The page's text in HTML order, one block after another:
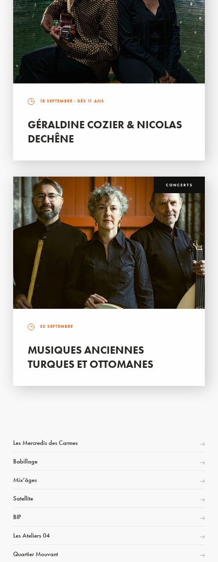
18 SEPTEMBRE - DÈS 11 ANS
GÉRALDINE COZIER & NICOLAS
DECHÊNE
CONCERTS
30 SEPTEMBRE
MUSIQUES ANCIENNES
TURQUES ET OTTOMANES
Les Mercredis des Carmes
Babillage
Mix’âges
Satellite
BIP
Les Ateliers 04
Quartier Mouvant